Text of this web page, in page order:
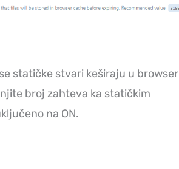
statičke stvari keširaju u browser
broj zahteva ka statičkim
na ON.